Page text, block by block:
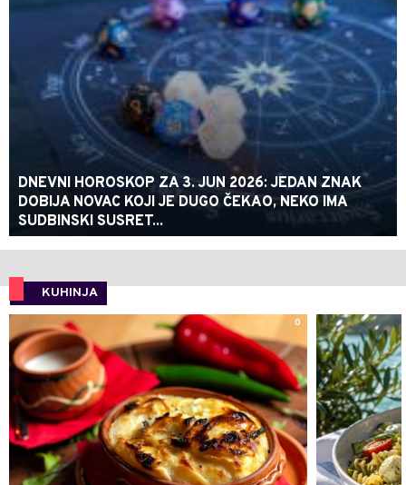
DNEVNI HOROSKOP ZA 3. JUN 2026: JEDAN ZNAK
DOBIJA NOVAC KOJI JE DUGO ČEKAO, NEKO IMA
SUDBINSKI SUSRET...
KUHINJA
0